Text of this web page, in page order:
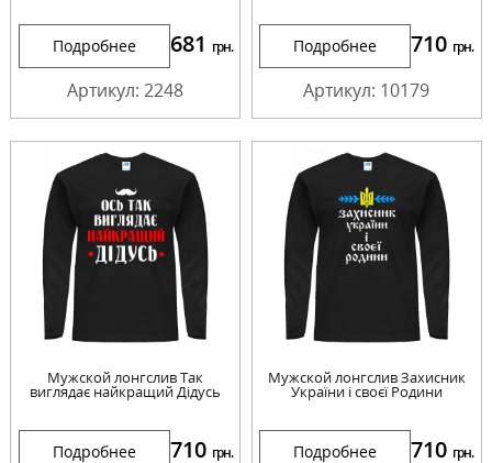
Подробнее 681 грн.
Артикул: 2248
Подробнее 710 грн.
Артикул: 10179
Мужской лонгслив Так
виглядає найкращий Дідусь
Подробнее 710 грн.
Мужской лонгслив Захисник
України і своєї Родини
Подробнее 710 грн.